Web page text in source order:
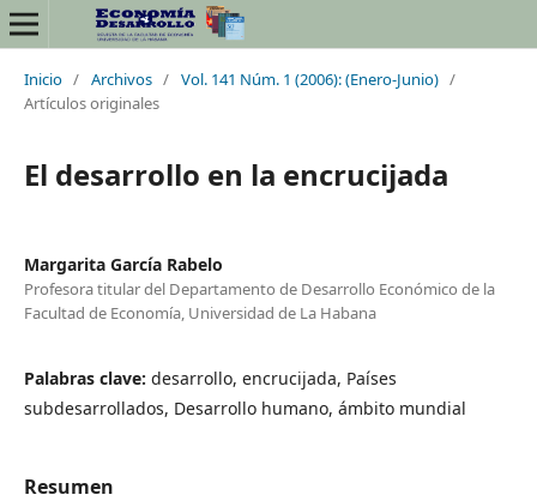
Inicio / Archivos / Vol. 141 Núm. 1 (2006): (Enero-Junio) /
Artículos originales
El desarrollo en la encrucijada
Margarita García Rabelo
Profesora titular del Departamento de Desarrollo Económico de la
Facultad de Economía, Universidad de La Habana
Palabras clave: desarrollo, encrucijada, Países
subdesarrollados, Desarrollo humano, ámbito mundial
Resumen